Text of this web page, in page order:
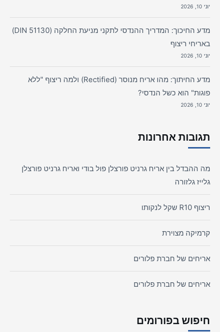
יוני 10, 2026
מדע החיכוך: המדריך ההנדסי לתקני מניעת החלקה (DIN 51130)
באריחי ריצוף
יוני 10, 2026
מדע החיתוך: מהו אריח מנוסר (Rectified) ולמה ריצוף "ללא
פוגות" הוא כשל הנדסי?
יוני 10, 2026
תגובות אחרונות
מה ההבדל בין אריח גרניט פורצלן פול בודי ואריח גרניט פורצלן
גלייז גלזורה
ריצוף R10 שקל לנקותו
קרמיקה מצוירת
אריחים של חברת פלורים
אריחים של חברת פלורים
חיפוש בפורומים